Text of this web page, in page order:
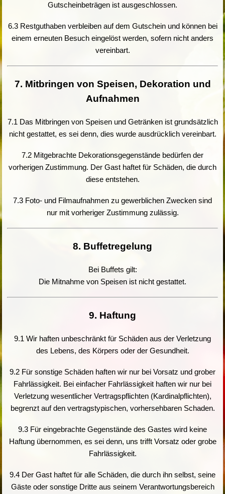
Gutscheinbeträgen ist ausgeschlossen.
6.3 Restguthaben verbleiben auf dem Gutschein und können bei
einem erneuten Besuch eingelöst werden, sofern nicht anders
vereinbart.
7. Mitbringen von Speisen, Dekoration und
Aufnahmen
7.1 Das Mitbringen von Speisen und Getränken ist grundsätzlich
nicht gestattet, es sei denn, dies wurde ausdrücklich vereinbart.
7.2 Mitgebrachte Dekorationsgegenstände bedürfen der
vorherigen Zustimmung. Der Gast haftet für Schäden, die durch
diese entstehen.
7.3 Foto- und Filmaufnahmen zu gewerblichen Zwecken sind
nur mit vorheriger Zustimmung zulässig.
8. Buffetregelung
Bei Buffets gilt:
Die Mitnahme von Speisen ist nicht gestattet.
9. Haftung
9.1 Wir haften unbeschränkt für Schäden aus der Verletzung
des Lebens, des Körpers oder der Gesundheit.
9.2 Für sonstige Schäden haften wir nur bei Vorsatz und grober
Fahrlässigkeit. Bei einfacher Fahrlässigkeit haften wir nur bei
Verletzung wesentlicher Vertragspflichten (Kardinalpflichten),
begrenzt auf den vertragstypischen, vorhersehbaren Schaden.
9.3 Für eingebrachte Gegenstände des Gastes wird keine
Haftung übernommen, es sei denn, uns trifft Vorsatz oder grobe
Fahrlässigkeit.
9.4 Der Gast haftet für alle Schäden, die durch ihn selbst, seine
Gäste oder sonstige Dritte aus seinem Verantwortungsbereich